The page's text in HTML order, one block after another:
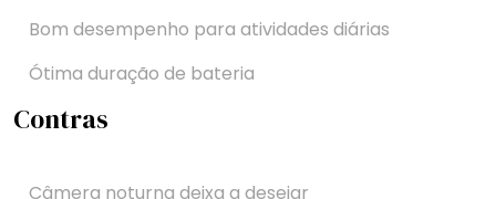
Bom desempenho para atividades diárias
Ótima duração de bateria
Contras
Câmera noturna deixa a desejar